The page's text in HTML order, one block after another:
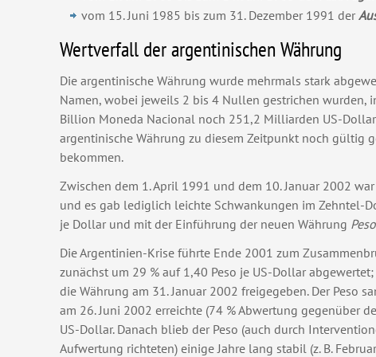
vom 15. Juni 1985 bis zum 31. Dezember 1991 der
Wertverfall der argentinischen Währung
Die argentinische Währung wurde mehrmals stark
Namen, wobei jeweils 2 bis 4 Nullen gestrichen wurden,
Billion Moneda Nacional noch 251,2 Milliarden US-
argentinische Währung zu diesem Zeitpunkt noch gültig
bekommen.
Zwischen dem 1. April 1991 und dem 10. Januar 2002
und es gab lediglich leichte Schwankungen im Zehntel-
je Dollar und mit der Einführung der neuen Währung Peso
Die Argentinien-Krise führte Ende 2001 zum
zunächst um 29 % auf 1,40 Peso je US-Dollar
die Währung am 31. Januar 2002 freigegeben. Der Peso
am 26. Juni 2002 erreichte (74 % Abwertung gegenüber
US-Dollar. Danach blieb der Peso (auch durch
Aufwertung richteten) einige Jahre lang stabil (z. B.